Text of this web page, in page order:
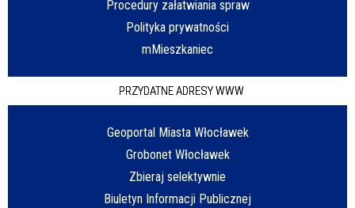
Procedury załatwiania spraw
Polityka prywatności
mMieszkaniec
PRZYDATNE ADRESY WWW
Geoportal Miasta Włocławek
Grobonet Włocławek
Zbieraj selektywnie
Biuletyn Informacji Publicznej